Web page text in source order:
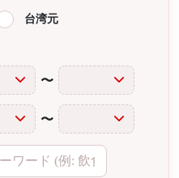
台湾元
〜
〜